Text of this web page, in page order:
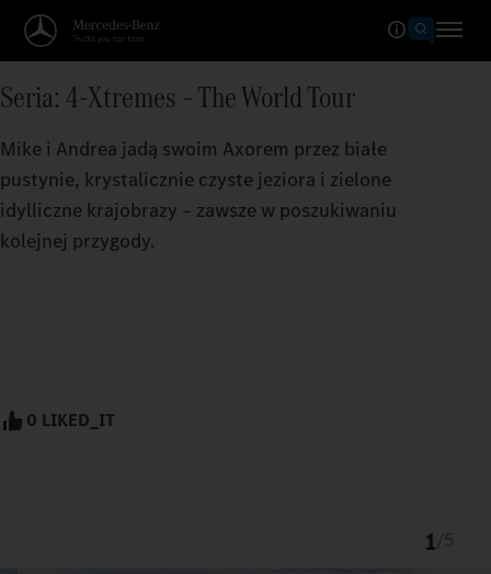
Seria: 4-Xtremes – The World Tour
Mike i Andrea jadą swoim Axorem przez białe
pustynie, krystalicznie czyste jeziora i zielone
idylliczne krajobrazy – zawsze w poszukiwaniu
kolejnej przygody.
0 LIKED_IT
1